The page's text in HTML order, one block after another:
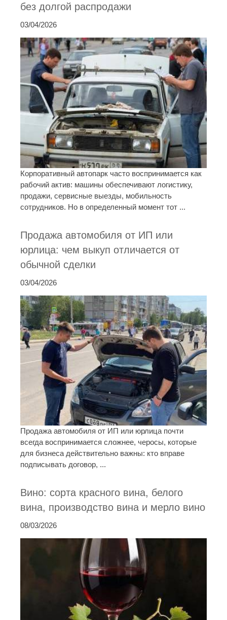
без долгой распродажи
03/04/2026
Корпоративный автопарк часто воспринимается как
рабочий актив: машины обеспечивают логистику,
продажи, сервисные выезды, мобильность
сотрудников. Но в определенный момент тот ...
Продажа автомобиля от ИП или
юрлица: чем выкуп отличается от
обычной сделки
03/04/2026
Продажа автомобиля от ИП или юрлица почти
всегда воспринимается сложнее, черосы, которые
для бизнеса действительно важны: кто вправе
подписывать договор, ...
Вино: сорта красного вина, белого
вина, производство вина и мерло вино
08/03/2026